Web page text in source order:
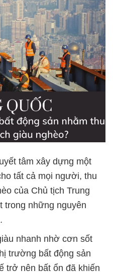
tâm xây dựng một
tất cả mọi người, thu
của Chủ tịch Trung
trong những nguyên
nhanh nhờ cơn sốt
trường bất động sản
trở nên bất ổn đã khiến